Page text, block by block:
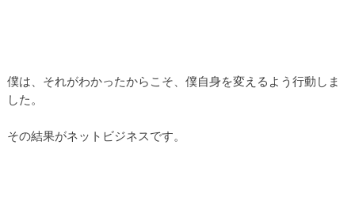
僕は、それがわかったからこそ、僕自身を変えるよう行動しま
した。
その結果がネットビジネスです。